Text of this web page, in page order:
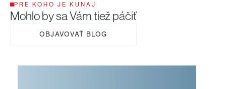
PRE KOHO JE KUNAJ
Mohlo by sa Vám tiež páčiť
OBJAVOVAŤ BLOG